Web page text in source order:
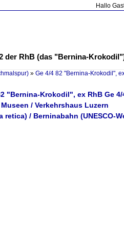
Hallo
RhB (das "Bernina-
» Ge 4/4 82 "Bernina-Krokodil",
"Bernina-Krokodil", ex RhB Ge 4/
/ Verkehrshaus Luzern
/ Berninabahn (UNESCO-